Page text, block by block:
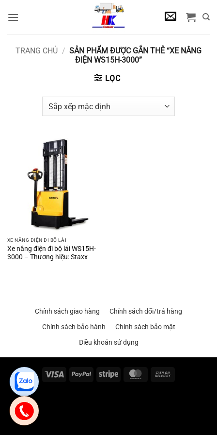
qua
TRANG CHỦ / SẢN PHẨM ĐƯỢC GẮN THẺ “XE NÂNG
ĐIỆN WS15H-3000”
LỌC
XE NÂNG ĐIỆN ĐI BỘ LÁI
Xe nâng điện đi bộ lái WS15H-
3000 – Thương hiệu: Staxx
Chính sách giao hàng
Chính sách đổi/trả hàng
Chính sách bảo hành
Chính sách bảo mật
Điều khoản sử dụng
Visa PayPal Stripe MasterCard